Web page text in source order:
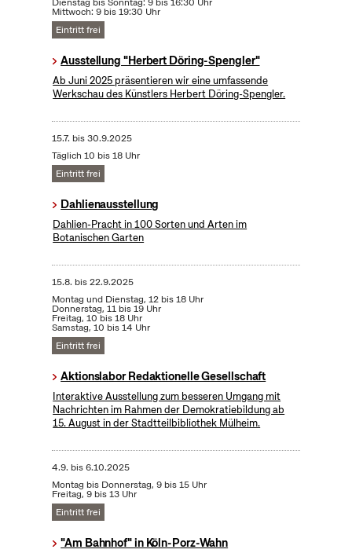
Mittwoch: 9 bis 19:30 Uhr
Eintritt frei
Ausstellung "Herbert Döring-Spengler"
Ab Juni 2025 präsentieren wir eine umfassende
Werkschau des Künstlers Herbert Döring-Spengler.
15.7. bis30.9.2025
Täglich 10 bis 18 Uhr
Eintritt frei
Dahlienausstellung
Dahlien-Pracht in 100 Sorten und Arten im
Botanischen Garten
15.8. bis22.9.2025
Montag und Dienstag, 12 bis 18 Uhr
Donnerstag, 11 bis 19 Uhr
Freitag, 10 bis 18 Uhr
Samstag, 10 bis 14 Uhr
Eintritt frei
Aktionslabor Redaktionelle Gesellschaft
Interaktive Ausstellung zum besseren Umgang mit
Nachrichten im Rahmen der Demokratiebildung ab
15. August in der Stadtteilbibliothek Mülheim.
4.9. bis6.10.2025
Montag bis Donnerstag, 9 bis 15 Uhr
Freitag, 9 bis 13 Uhr
Eintritt frei
"Am Bahnhof" in Köln-Porz-Wahn